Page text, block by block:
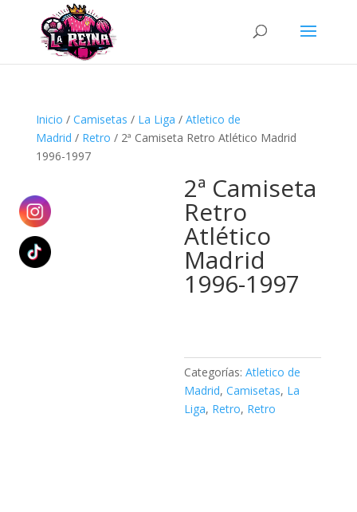
Búsqueda
productos
Inicio / Camisetas / La Liga / Atletico de
Madrid / Retro / 2ª Camiseta Retro Atlético Madrid
1996-1997
2ª Camiseta
Retro
Atlético
Madrid
1996-1997
Categorías:Atletico de
Madrid,Camisetas, La
Liga, Retro, Retro